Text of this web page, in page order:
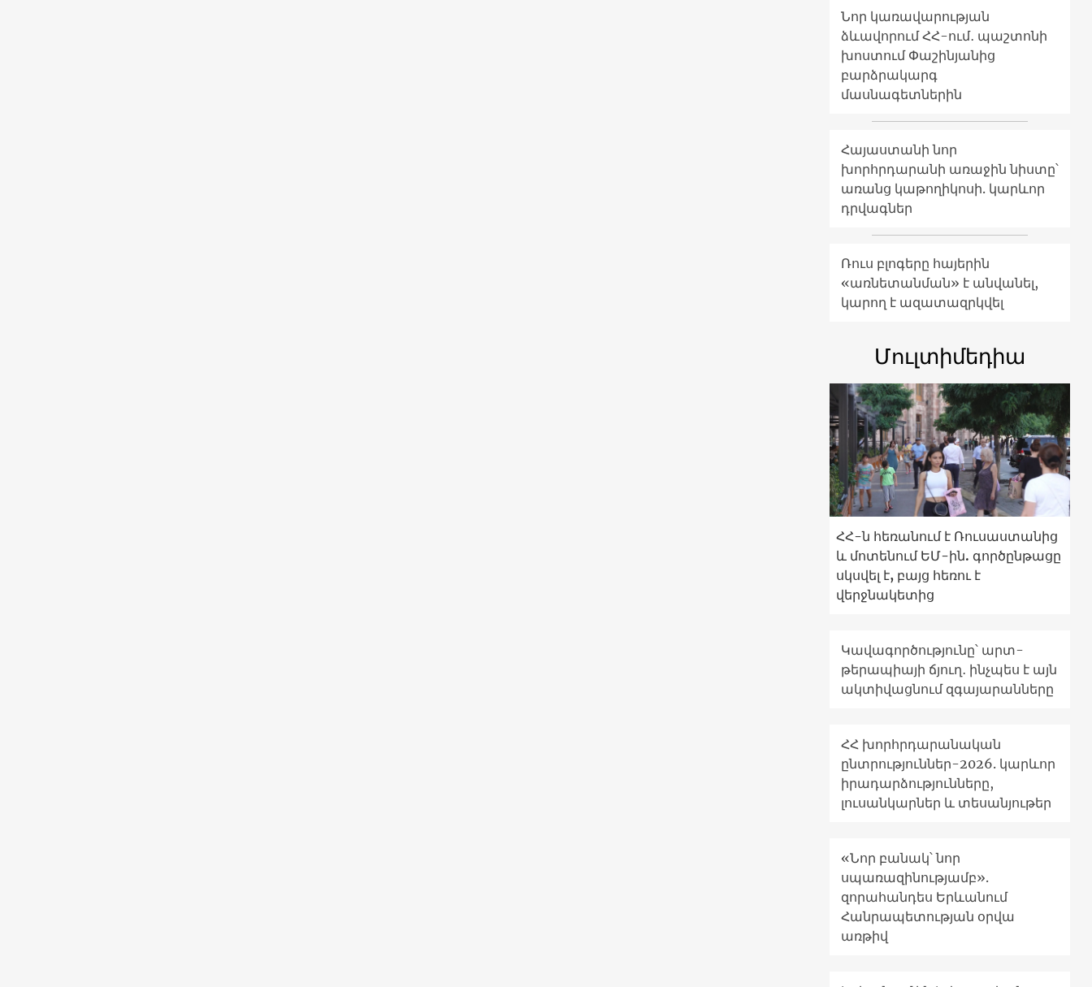
Նոր կառավարության
ձևավորում ՀՀ-ում․ պաշտոնի
խոստում Փաշինյանից
բարձրակարգ
մասնագետներին
Հայաստանի նոր
խորհրդարանի առաջին նիստը՝
առանց կաթողիկոսի. կարևոր
դրվագներ
Ռուս բլոգերը հայերին
«առնետանման» է անվանել,
կարող է ազատազրկվել
Մուլտիմեդիա
ՀՀ-ն հեռանում է Ռուսաստանից
և մոտենում ԵՄ-ին. գործընթացը
սկսվել է, բայց հեռու է
վերջնակետից
Կավագործությունը՝ արտ-
թերապիայի ճյուղ․ ինչպես է այն
ակտիվացնում զգայարանները
ՀՀ խորհրդարանական
ընտրություններ-2026. կարևոր
իրադարձությունները,
լուսանկարներ և տեսանյութեր
«Նոր բանակ՝ նոր
սպառազինությամբ».
զորահանդես Երևանում
Հանրապետության օրվա
առթիվ